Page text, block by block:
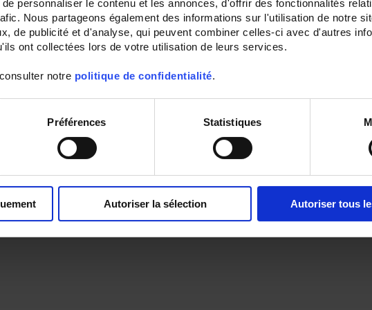
personnaliser le contenu et les annonces, d'offrir des fonctionnalités
Nous partageons également des informations sur l'utilisation de notre
de publicité et d'analyse, qui peuvent combiner celles-ci avec d'autres
ont collectées lors de votre utilisation de leurs services.
notre politique de confidentialité.
Préférences Statistiques
Autoriser la sélection Autoriser tous